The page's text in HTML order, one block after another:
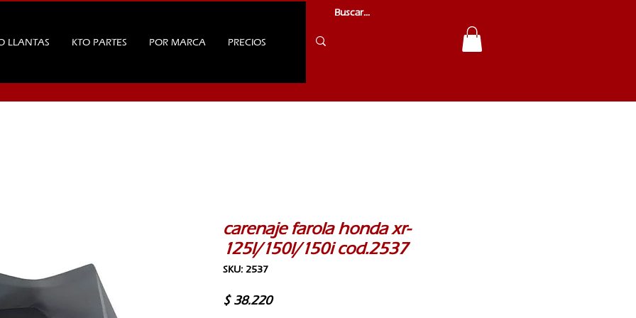
LLANTAS KTO PARTES POR MARCA PRECIOS
carenaje farola honda xr-
125l/150l/150i cod.2537
SKU: 2537
$ 38.220Precio